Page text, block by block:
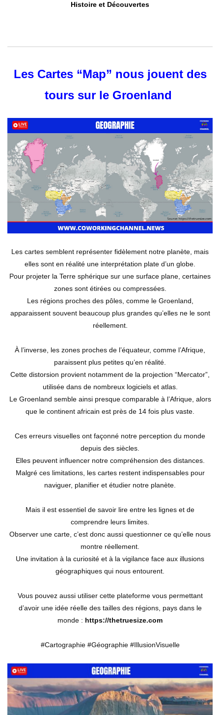
Histoire et Découvertes
Les Cartes “Map” nous jouent des
tours sur le Groenland
Les cartes semblent représenter fidèlement notre planète, mais
elles sont en réalité une interprétation plate d’un globe.
Pour projeter la Terre sphérique sur une surface plane, certaines
zones sont étirées ou compressées.
Les régions proches des pôles, comme le Groenland,
apparaissent souvent beaucoup plus grandes qu’elles ne le sont
réellement.
À l’inverse, les zones proches de l’équateur, comme l’Afrique,
paraissent plus petites qu’en réalité.
Cette distorsion provient notamment de la projection “Mercator”,
utilisée dans de nombreux logiciels et atlas.
Le Groenland semble ainsi presque comparable à l’Afrique, alors
que le continent africain est près de 14 fois plus vaste.
Ces erreurs visuelles ont façonné notre perception du monde
depuis des siècles.
Elles peuvent influencer notre compréhension des distances.
Malgré ces limitations, les cartes restent indispensables pour
naviguer, planifier et étudier notre planète.
Mais il est essentiel de savoir lire entre les lignes et de
comprendre leurs limites.
Observer une carte, c’est donc aussi questionner ce qu’elle nous
montre réellement.
Une invitation à la curiosité et à la vigilance face aux illusions
géographiques qui nous entourent.
Vous pouvez aussi utiliser cette plateforme vous permettant
d’avoir une idée réelle des tailles des régions, pays dans le
monde : https://thetruesize.com
#Cartographie #Géographie #IllusionVisuelle